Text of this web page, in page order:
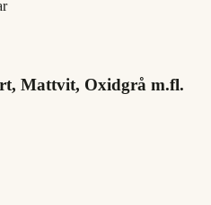
Mattvit, Oxidgrå m.fl.